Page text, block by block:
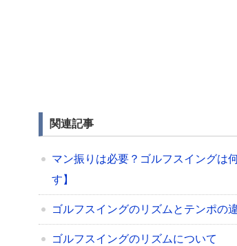
関連記事
マン振りは必要？ゴルフスイングは
す】
ゴルフスイングのリズムとテンポの
ゴルフスイングのリズムについて